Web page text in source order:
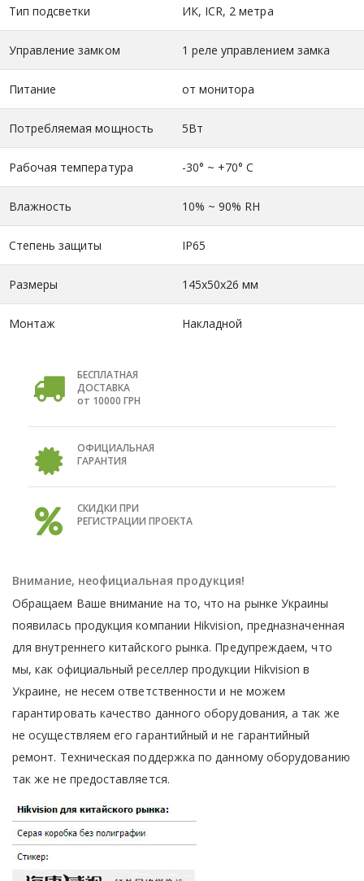
Тип подсветки ИК, ICR, 2 метра
Управление замком 1 реле управлением замка
Питание от монитора
Потребляемая мощность 5Вт
Рабочая температура -30° ~ +70° С
Влажность 10% ~ 90% RH
Степень защиты IP65
Размеры 145x50x26 мм
Монтаж Накладной
БЕСПЛАТНАЯ
ДОСТАВКА
от 10000 ГРН
ОФИЦИАЛЬНАЯ
ГАРАНТИЯ
СКИДКИ ПРИ
РЕГИСТРАЦИИ ПРОЕКТА
Внимание, неофициальная продукция!
Обращаем Ваше внимание на то, что на рынке Украины
появилась продукция компании Hikvision, предназначенная
для внутреннего китайского рынка. Предупреждаем, что
мы, как официальный реселлер продукции Hikvision в
Украине, не несем ответственности и не можем
гарантировать качество данного оборудования, а так же
не осуществляем его гарантийный и не гарантийный
ремонт. Техническая поддержка по данному оборудованию
так же не предоставляется.